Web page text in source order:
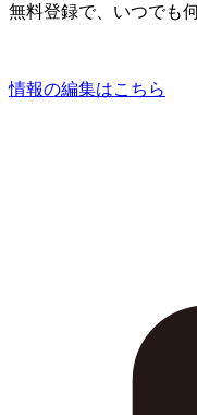
無料登録で、いつでも
情報の編集はこちら